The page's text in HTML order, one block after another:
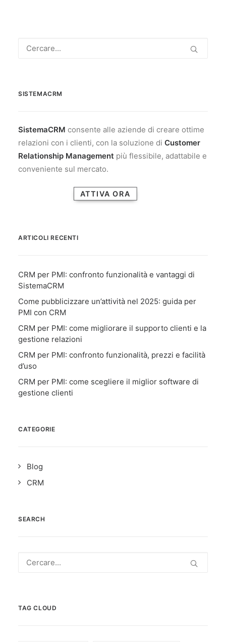
SISTEMACRM
SistemaCRM consente alle aziende di creare ottime
relazioni con i clienti, con la soluzione di Customer
Relationship Management più flessibile, adattabile e
conveniente sul mercato.
ATTIVA ORA
ARTICOLI RECENTI
CRM per PMI: confronto funzionalità e vantaggi di
SistemaCRM
Come pubblicizzare un’attività nel 2025: guida per
PMI con CRM
CRM per PMI: come migliorare il supporto clienti e la
gestione relazioni
CRM per PMI: confronto funzionalità, prezzi e facilità
d’uso
CRM per PMI: come scegliere il miglior software di
gestione clienti
CATEGORIE
Blog
CRM
SEARCH
TAG CLOUD